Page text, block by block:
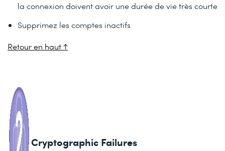
la connexion doivent avoir une durée de vie très courte
Supprimez les comptes inactifs
Retour en haut ↑
Cryptographic Failures